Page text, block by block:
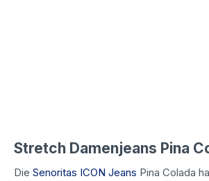
Stretch Damenjeans Pina
Die Senoritas ICON Jeans Pina Colada